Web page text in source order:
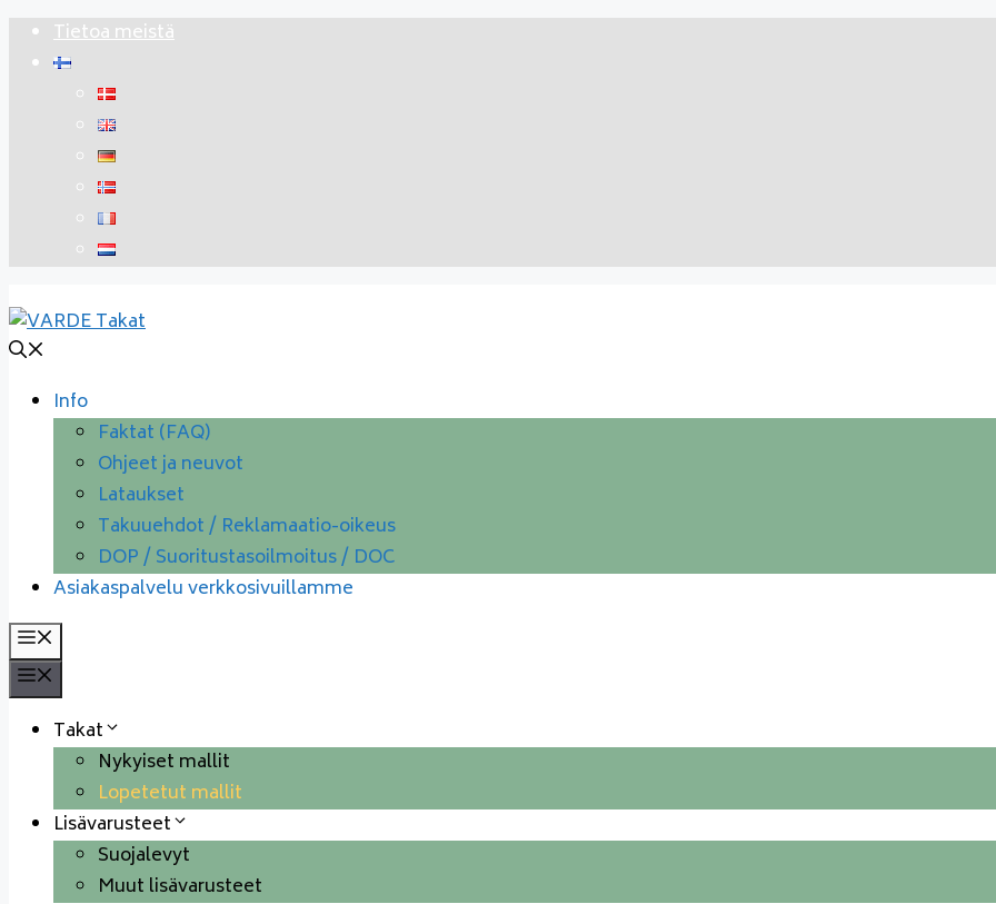
Siirry
sisältöön
Tietoa meistä
Info
Faktat (FAQ)
Ohjeet ja neuvot
Lataukset
Takuuehdot / Reklamaatio-oikeus
DOP / Suoritustasoilmoitus / DOC
Asiakaspalvelu verkkosivuillamme
Takat
Nykyiset mallit
Lopetetut mallit
Lisävarusteet
Suojalevyt
Muut lisävarusteet